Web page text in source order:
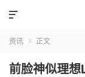

资讯  正文
前脸神似理